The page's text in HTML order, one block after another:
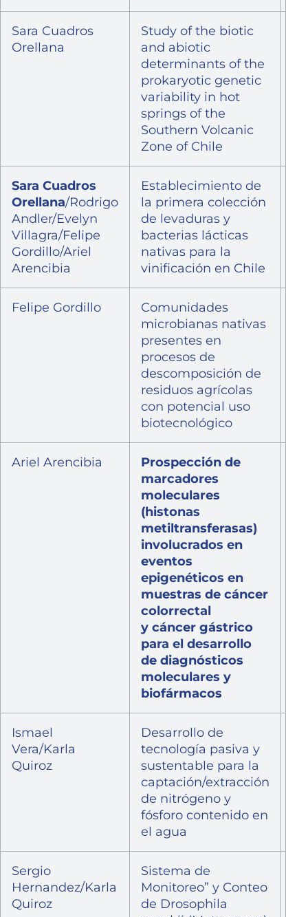
Sara Cuadros
Orellana
Study of the biotic
and abiotic
determinants of the
prokaryotic genetic
variability in hot
springs of the
Southern Volcanic
Zone of Chile
Sara Cuadros
Orellana/Rodrigo
Andler/Evelyn
Villagra/Felipe
Gordillo/Ariel
Arencibia
Establecimiento de
la primera colección
de levaduras y
bacterias lácticas
nativas para la
vinificación en Chile
Felipe Gordillo
Comunidades
microbianas nativas
presentes en
procesos de
descomposición de
residuos agrícolas
con potencial uso
biotecnológico
Ariel Arencibia
Prospección de
marcadores
moleculares
(histonas
metiltransferasas)
involucrados en
eventos
epigenéticos en
muestras de cáncer
colorrectal
y cáncer gástrico
para el desarrollo
de diagnósticos
moleculares y
biofármacos
Ismael
Vera/Karla
Quiroz
Desarrollo de
tecnología pasiva y
sustentable para la
captación/extracción
de nitrógeno y
fósforo contenido en
el agua
Sergio
Hernandez/Karla
Quiroz
Sistema de
Monitoreo” y Conteo
de Drosophila